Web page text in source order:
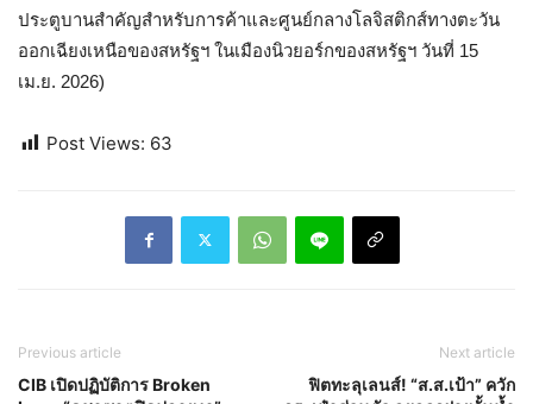
ประตูบานสำคัญสำหรับการค้าและศูนย์กลางโลจิสติกส์ทางตะวัน
ออกเฉียงเหนือของสหรัฐฯ ในเมืองนิวยอร์กของสหรัฐฯ วันที่ 15
เม.ย. 2026)
Post Views: 63
Previous article
CIB เปิดปฏิบัติการ Broken
Next article
ฟิตทะลุเลนส์! “ส.ส.เป้า” ควัก